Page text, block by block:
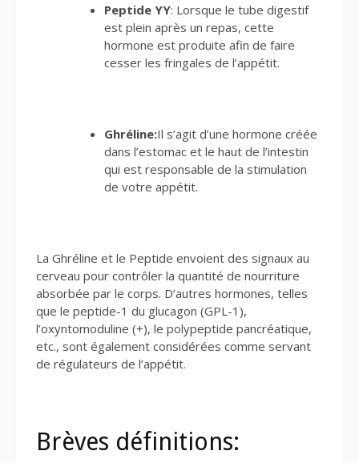
Peptide YY: Lorsque le tube digestif
est plein après un repas, cette
hormone est produite afin de faire
cesser les fringales de l’appétit.
Ghréline:Il s’agit d’une hormone créée
dans l’estomac et le haut de l’intestin
qui est responsable de la stimulation
de votre appétit.
La Ghréline et le Peptide envoient des signaux au
cerveau pour contrôler la quantité de nourriture
absorbée par le corps. D’autres hormones, telles
que le peptide-1 du glucagon (GPL-1),
l’oxyntomoduline (+), le polypeptide pancréatique,
etc., sont également considérées comme servant
de régulateurs de l’appétit.
Brèves définitions: